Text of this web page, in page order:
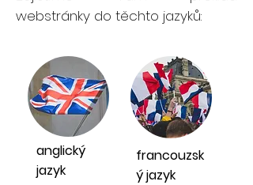
webstránky do těchto jazyků:
anglický
jazyk
francouzsk
ý jazyk